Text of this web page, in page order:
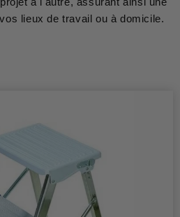
lieux de travail ou à domicile.